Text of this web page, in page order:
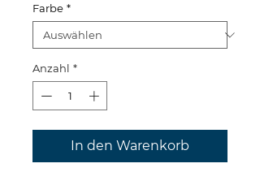
Farbe *
Anzahl *
In den Warenkorb